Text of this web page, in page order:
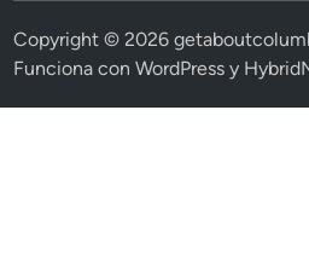
Copyright © 2026
Funciona conWordPress y